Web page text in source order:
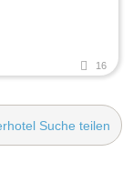
16
Suche teilen